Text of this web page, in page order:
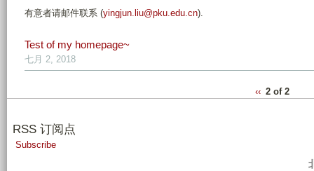
有意者请邮件联系 (yingjun.liu@pku.edu.cn).
Test of my homepage~
七月 2, 2018
‹‹ 2 of 2
RSS 订阅点
Subscribe